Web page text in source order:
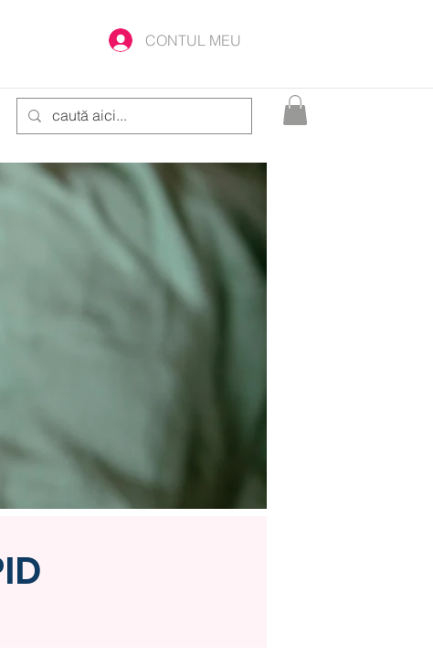
CONTUL MEU